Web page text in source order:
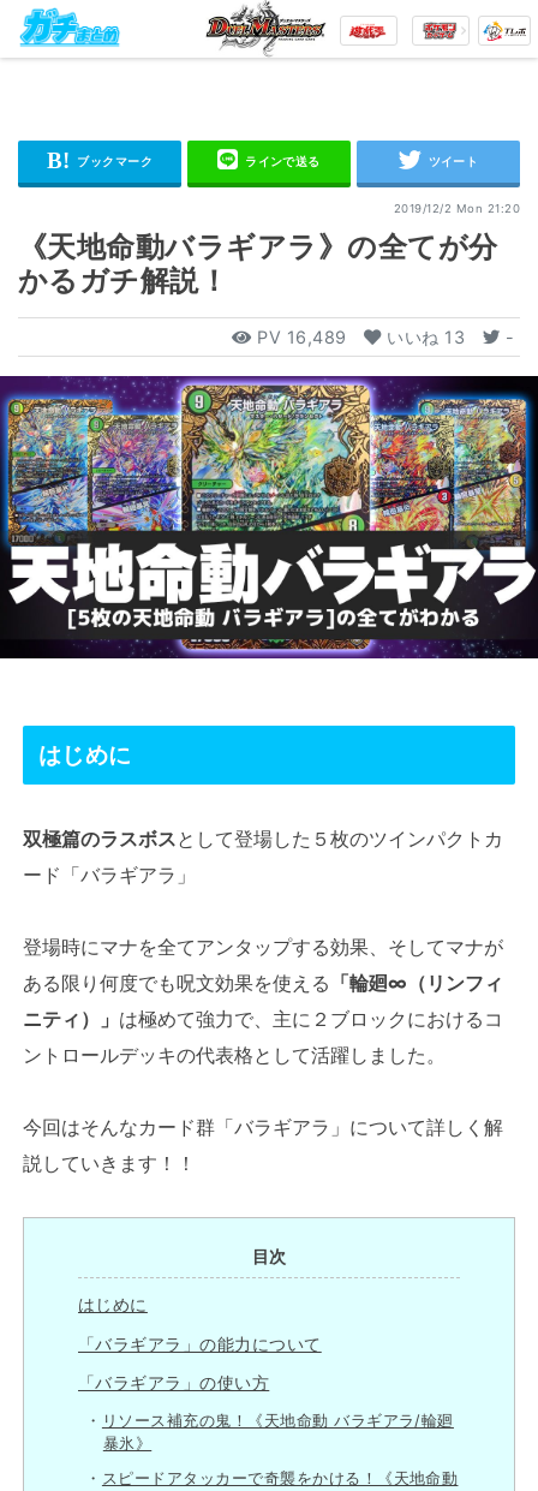
2019/12/2 Mon 21:20
《天地命動バラギアラ》の全てが分
かるガチ解説！
PV 16,489 いいね 13 -
はじめに
双極篇のラスボスとして登場した５枚のツインパクトカ
ード「バラギアラ」
登場時にマナを全てアンタップする効果、そしてマナが
ある限り何度でも呪文効果を使える 「輪廻∞（リンフィ
ニティ）」 は極めて強力で、主に２ブロックにおけるコ
ントロールデッキの代表格として活躍しました。
今回はそんなカード群「バラギアラ」について詳しく解
説していきます！！
目次
はじめに
「バラギアラ」の能力について
「バラギアラ」の使い方
リソース補充の鬼！《天地命動 バラギアラ/輪廻
暴氷》
スピードアタッカーで奇襲をかける！《天地命動